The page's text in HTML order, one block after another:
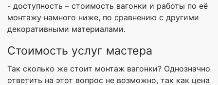
- доступность – стоимость вагонки и работы по её
монтажу намного ниже, по сравнению с другими
декоративными материалами.
Стоимость услуг мастера
Так сколько же стоит монтаж вагонки? Однозначно
ответить на этот вопрос не возможно, так как цена